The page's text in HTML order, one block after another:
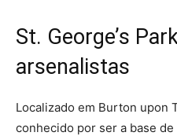
St. George’s
arsenalistas
Localizado em Burton upon
conhecido por ser a base